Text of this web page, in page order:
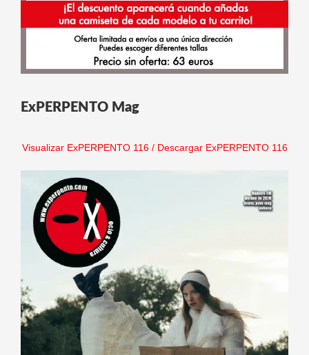
ExPERPENTO Mag
Visualizar ExPERPENTO 116/ Descargar ExPERPENTO 116